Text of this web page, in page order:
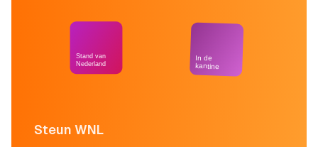
Steun WNL
Stand van
Nederland
In de
kantine